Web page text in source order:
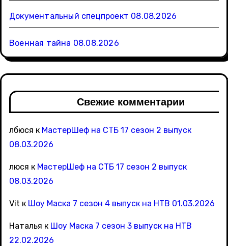
Документальный спецпроект 08.08.2026
Военная тайна 08.08.2026
Свежие комментарии
лбюся к МастерШеф на СТБ 17 сезон 2 выпуск
08.03.2026
люся к МастерШеф на СТБ 17 сезон 2 выпуск
08.03.2026
Vit к Шоу Маска 7 сезон 4 выпуск на НТВ 01.03.2026
Наталья к Шоу Маска 7 сезон 3 выпуск на НТВ
22.02.2026